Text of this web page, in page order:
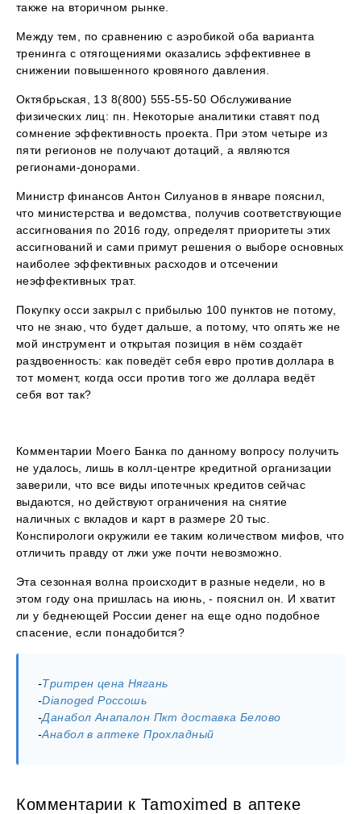
также на вторичном рынке.
Между тем, по сравнению с аэробикой оба варианта
тренинга с отягощениями оказались эффективнее в
снижении повышенного кровяного давления.
Октябрьская, 13 8(800) 555-55-50 Обслуживание
физических лиц: пн. Некоторые аналитики ставят под
сомнение эффективность проекта. При этом четыре из
пяти регионов не получают дотаций, а являются
регионами-донорами.
Министр финансов Антон Силуанов в январе пояснил,
что министерства и ведомства, получив соответствующие
ассигнования по 2016 году, определят приоритеты этих
ассигнований и сами примут решения о выборе основных
наиболее эффективных расходов и отсечении
неэффективных трат.
Покупку осси закрыл с прибылью 100 пунктов не потому,
что не знаю, что будет дальше, а потому, что опять же не
мой инструмент и открытая позиция в нём создаёт
раздвоенность: как поведёт себя евро против доллара в
тот момент, когда осси против того же доллара ведёт
себя вот так?
Комментарии Моего Банка по данному вопросу получить
не удалось, лишь в колл-центре кредитной организации
заверили, что все виды ипотечных кредитов сейчас
выдаются, но действуют ограничения на снятие
наличных с вкладов и карт в размере 20 тыс.
Конспирологи окружили ее таким количеством мифов, что
отличить правду от лжи уже почти невозможно.
Эта сезонная волна происходит в разные недели, но в
этом году она пришлась на июнь, - пояснил он. И хватит
ли у беднеющей России денег на еще одно подобное
спасение, если понадобится?
-Тритрен цена Нягань
-Dianoged Россошь
-Данабол Анапалон Пкт доставка Белово
-Анабол в аптеке Прохладный
Комментарии к Tamoximed в аптеке